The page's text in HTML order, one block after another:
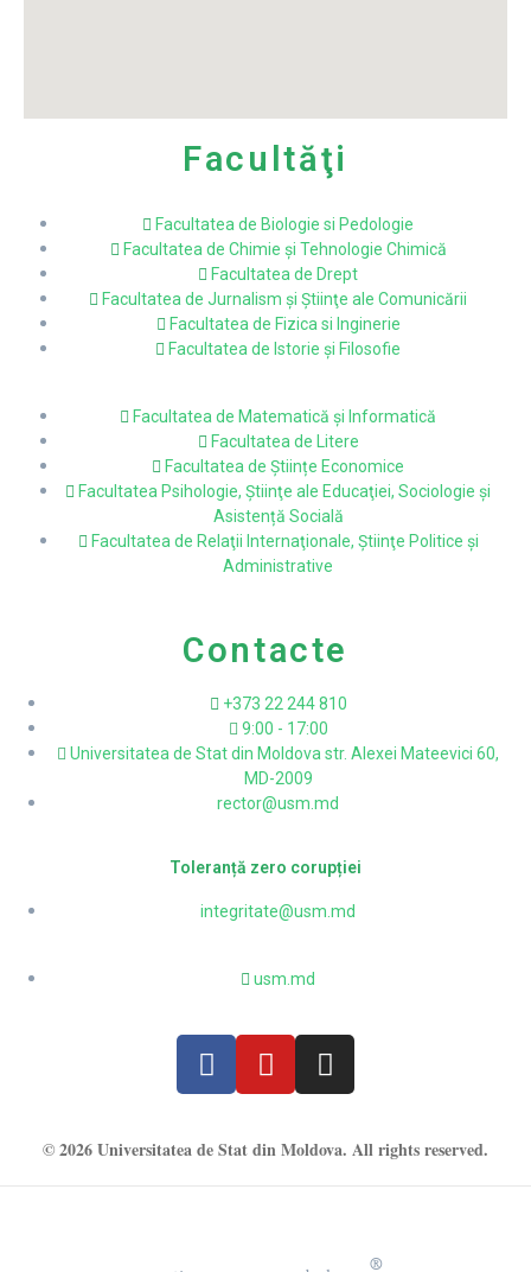
Facultăţi
Facultatea de Biologie si Pedologie
Facultatea de Chimie şi Tehnologie Chimică
Facultatea de Drept
Facultatea de Jurnalism şi Ştiinţe ale Comunicării
Facultatea de Fizica si Inginerie
Facultatea de Istorie şi Filosofie
Facultatea de Matematică şi Informatică
Facultatea de Litere
Facultatea de Științe Economice
Facultatea Psihologie, Ştiinţe ale Educaţiei, Sociologie și
Asistență Socială
Facultatea de Relaţii Internaţionale, Ştiinţe Politice şi
Administrative
Contacte
+373 22 244 810
9:00 - 17:00
Universitatea de Stat din Moldova str. Alexei Mateevici 60,
MD-2009
rector@usm.md
Toleranță zero corupției
integritate@usm.md
usm.md
© 2026 Universitatea de Stat din Moldova. All rights reserved.